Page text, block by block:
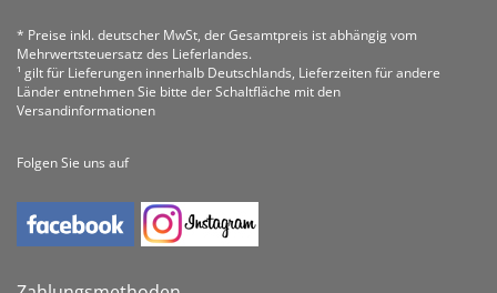
* Preise inkl. deutscher MwSt, der Gesamtpreis ist abhängig vom
Mehrwertsteuersatz des Lieferlandes.
¹ gilt für Lieferungen innerhalb Deutschlands, Lieferzeiten für andere
Länder entnehmen Sie bitte der Schaltfläche mit den
Versandinformationen
Folgen Sie uns auf